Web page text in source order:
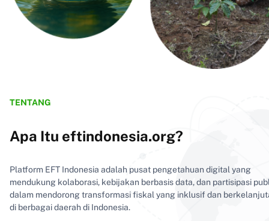
TENTANG
Apa Itu eftindonesia.org?
Platform EFT Indonesia adalah pusat pengetahuan digital yang
mendukung kolaborasi, kebijakan berbasis data, dan partisipasi
dalam mendorong transformasi fiskal yang inklusif dan
di berbagai daerah di Indonesia.